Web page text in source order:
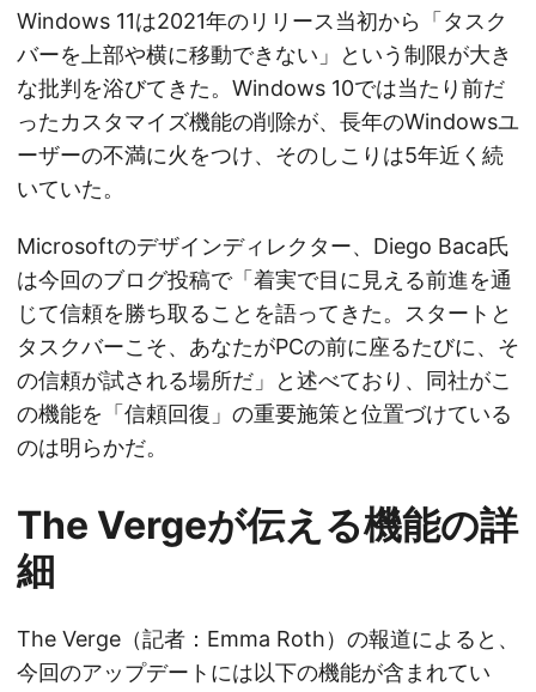
Windows 11は2021年のリリース当初から「タスク
バーを上部や横に移動できない」という制限が大き
な批判を浴びてきた。Windows 10では当たり前だ
ったカスタマイズ機能の削除が、長年のWindowsユ
ーザーの不満に火をつけ、そのしこりは5年近く続
いていた。
Microsoftのデザインディレクター、Diego Baca氏
は今回のブログ投稿で「着実で目に見える前進を通
じて信頼を勝ち取ることを語ってきた。スタートと
タスクバーこそ、あなたがPCの前に座るたびに、そ
の信頼が試される場所だ」と述べており、同社がこ
の機能を「信頼回復」の重要施策と位置づけている
のは明らかだ。
The Vergeが伝える機能の詳
細
The Verge（記者：Emma Roth）の報道によると、
今回のアップデートには以下の機能が含まれてい